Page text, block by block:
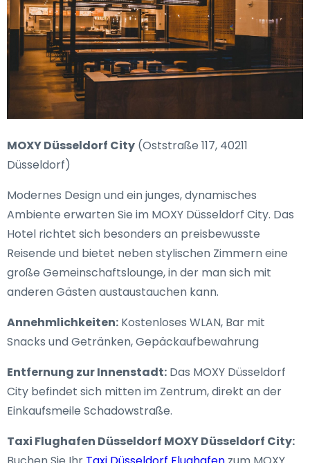
MOXY Düsseldorf City (Oststraße 117, 40211
Düsseldorf)
Modernes Design und ein junges, dynamisches
Ambiente erwarten Sie im MOXY Düsseldorf City. Das
Hotel richtet sich besonders an preisbewusste
Reisende und bietet neben stylischen Zimmern eine
große Gemeinschaftslounge, in der man sich mit
anderen Gästen austaustauchen kann.
Annehmlichkeiten: Kostenloses WLAN, Bar mit
Snacks und Getränken, Gepäckaufbewahrung
Entfernung zur Innenstadt: Das MOXY Düsseldorf
City befindet sich mitten im Zentrum, direkt an der
Einkaufsmeile Schadowstraße.
Taxi Flughafen Düsseldorf MOXY Düsseldorf City: